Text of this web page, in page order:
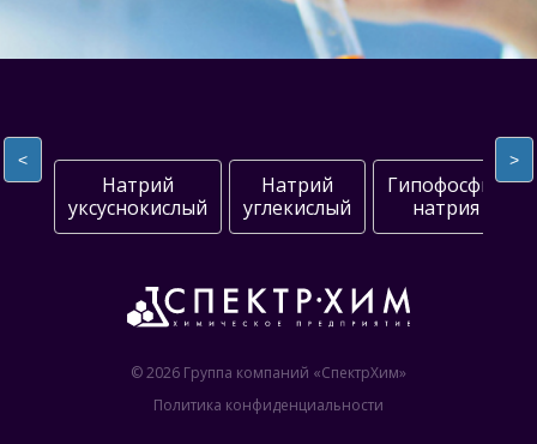
<
Натрий
уксуснокислый
Натрий
углекислый
Гипофосфит
натрия
>
© 2026 Группа компаний «СпектрХим»
Политика конфиденциальности